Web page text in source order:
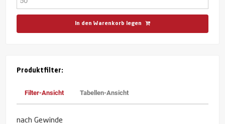
In den Warenkorb legen
Produktfilter:
Filter-Ansicht Tabellen-Ansicht
nach Gewinde